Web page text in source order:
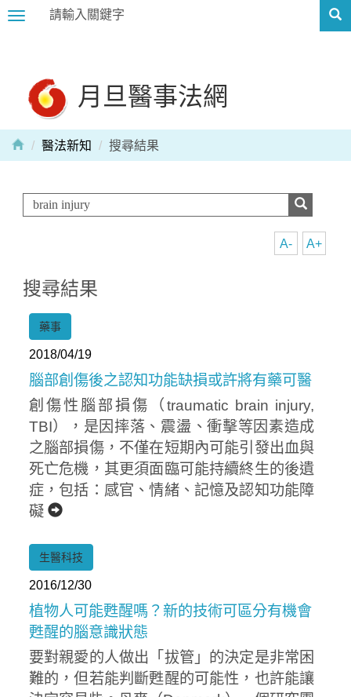
Toggle
月旦醫事法網
醫法新知 搜尋結果
A+
A-
搜尋結果
藥事
2018/04/19
腦部創傷後之認知功能缺損或許將有藥可醫
創傷性腦部損傷（traumatic brain injury,
TBI），是因摔落、震盪、衝擊等因素造成
之腦部損傷，不僅在短期內可能引發出血與
死亡危機，其更須面臨可能持續終生的後遺
症，包括：感官、情緒、記憶及認知功能障
礙
生醫科技
2016/12/30
植物人可能甦醒嗎？新的技術可區分有機會
甦醒的腦意識狀態
要對親愛的人做出「拔管」的決定是非常困
難的，但若能判斷甦醒的可能性，也許能讓